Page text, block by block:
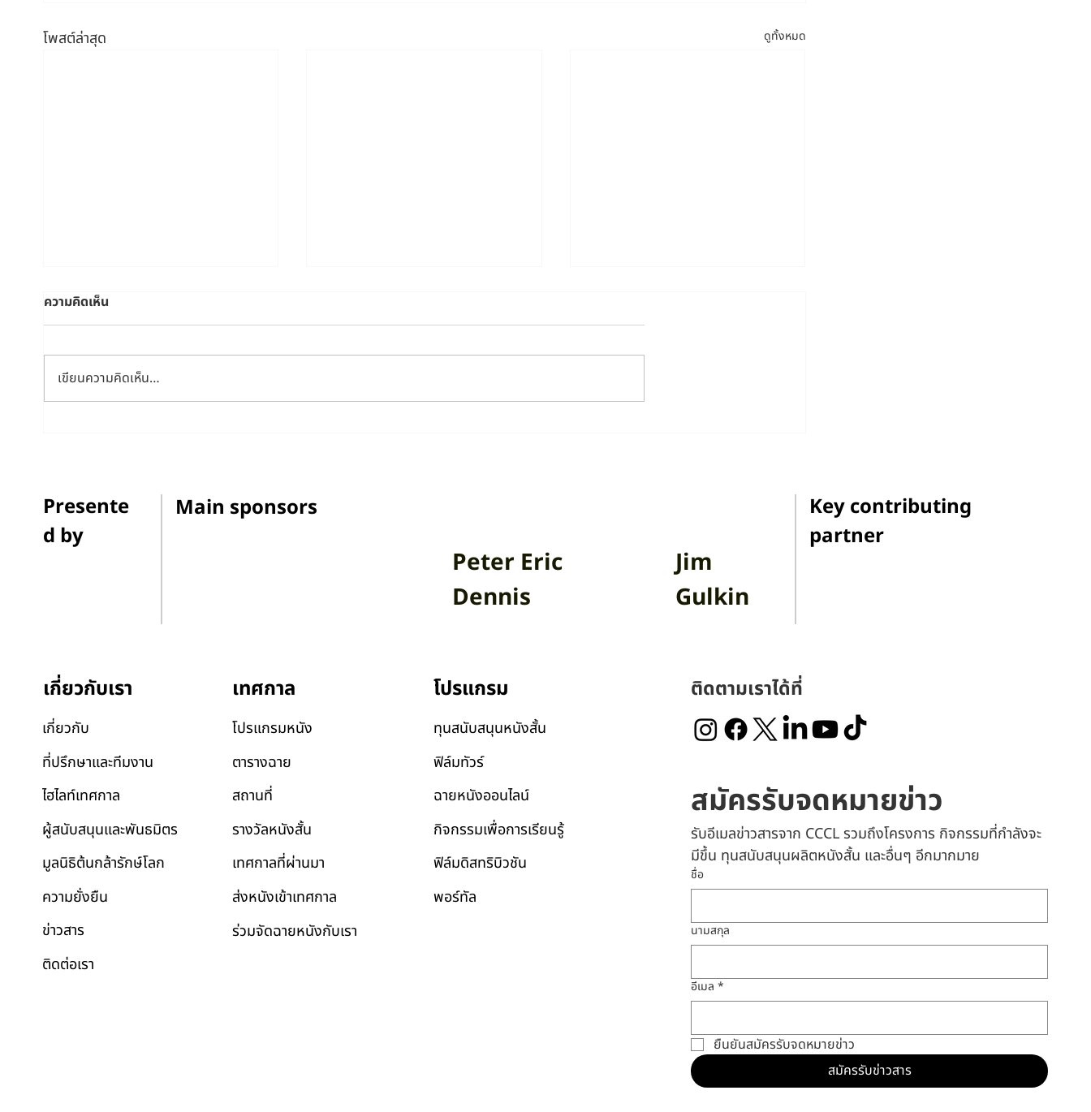
โพสต์ล่าสุด ดูทั้งหมด
ความคิดเห็น
เขียนความคิดเห็น…
Presente
d by
Main sponsors
Peter Eric
Dennis
Jim
Gulkin
Key contributing
partner
ติดตามเราได้ที่
สมัครรับจดหมายข่าว
รับอีเมลข่าวสารจาก CCCL รวมถึงโครงการ กิจกรรมที่กำลังจะ
มีขึ้น ทุนสนับสนุนผลิตหนังสั้น และอื่นๆ อีกมากมาย
ชื่อ
นามสกุล
อีเมล *
ยืนยันสมัครรับจดหมายข่าว
สมัครรับข่าวสาร
เกี่ยวกับเรา
เกี่ยวกับ
ที่ปรึกษาและทีมงาน
ไฮไลท์เทศกาล
ผู้สนับสนุนและพันธมิตร
มูลนิธิต้นกล้ารักษ์โลก
ความยั่งยืน
ข่าวสาร
ติดต่อเรา
เทศกาล
โปรแกรมหนัง
ตารางฉาย
สถานที่
รางวัลหนังสั้น
เทศกาลที่ผ่านมา
ส่งหนังเข้าเทศกาล
ร่วมจัดฉายหนังกับเรา
โปรแกรม
ทุนสนับสนุนหนังสั้น
ฟิล์มทัวร์
ฉายหนังออนไลน์
กิจกรรมเพื่อการเรียนรู้
ฟิล์มดิสทริบิวชัน
พอร์ทัล